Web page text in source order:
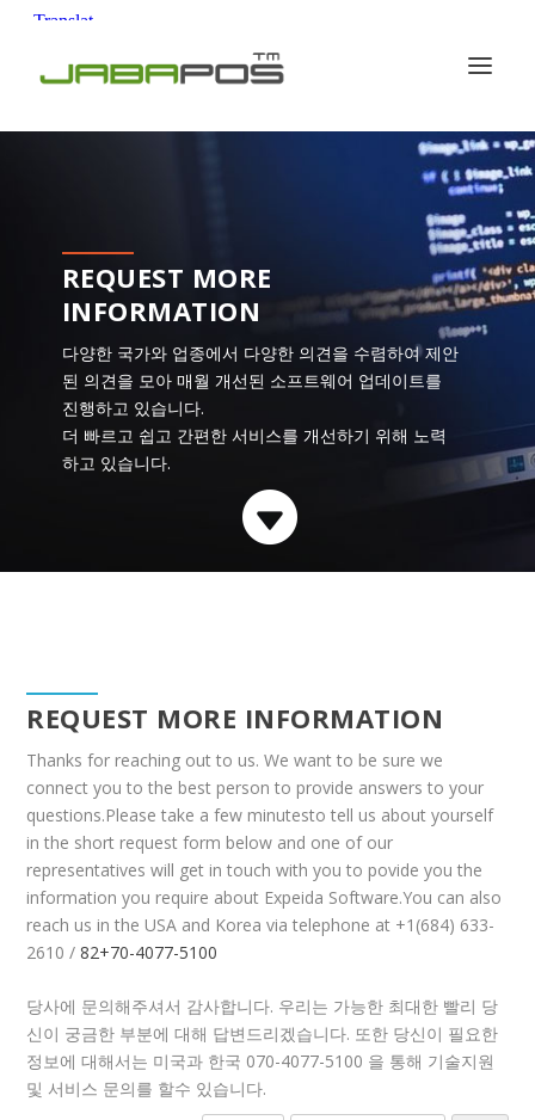
REQUEST MORE
INFORMATION
다양한 국가와 업종에서 다양한 의견을 수렴하여 제안
된 의견을 모아 매월 개선된 소프트웨어 업데이트를
진행하고 있습니다.
더 빠르고 쉽고 간편한 서비스를 개선하기 위해 노력
하고 있습니다.

REQUEST MORE INFORMATION
Thanks for reaching out to us. We want to be sure we
connect you to the best person to provide answers to your
questions.Please take a few minutesto tell us about yourself
in the short request form below and one of our
representatives will get in touch with you to povide you the
information you require about Expeida Software.You can also
reach us in the USA and Korea via telephone at +1(684) 633-
2610 /82+70-4077-5100
당사에 문의해주셔서 감사합니다. 우리는 가능한 최대한 빨리 당
신이 궁금한 부분에 대해 답변드리겠습니다. 또한 당신이 필요한
정보에 대해서는 미국과 한국 070-4077-5100 을 통해 기술지원
및 서비스 문의를 할수 있습니다.